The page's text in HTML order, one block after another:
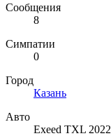
Сообщения
8
Симпатии
0
Город
Казань
Авто
Exeed TXL 2022